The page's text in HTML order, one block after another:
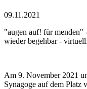
09.11.2021
"augen auf! für menden"
wieder begehbar -
Am 9. November 2021
Synagoge auf dem Platz